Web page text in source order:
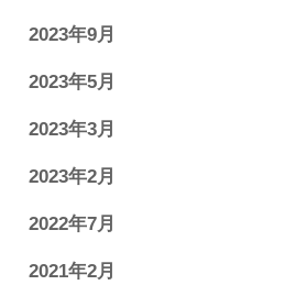
2023年9月
2023年5月
2023年3月
2023年2月
2022年7月
2021年2月